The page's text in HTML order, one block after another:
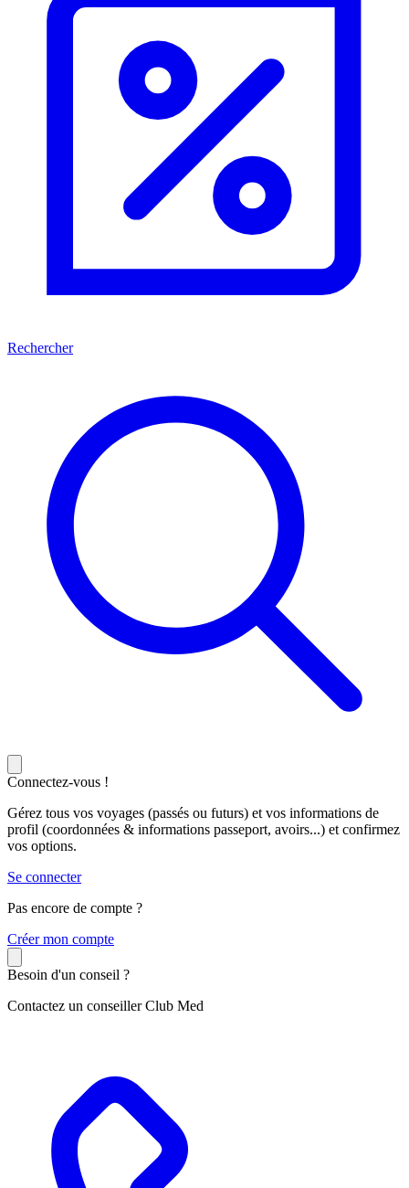
Rechercher
Connectez-vous !
Gérez tous vos voyages (passés ou futurs) et vos informations de
profil (coordonnées & informations passeport, avoirs...) et confirmez
vos options.
Se connecter
Pas encore de compte ?
Créer mon compte
Besoin d'un conseil ?
Contactez un conseiller Club Med